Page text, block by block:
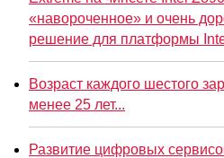
«навороченное» и очень
решение для платформы
Возраст каждого шестого
менее 25 лет...
Развитие цифровых